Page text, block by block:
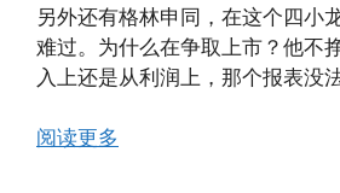
另外还有格林申同，在这个四小
难过。为什么在争取上市？他不
入上还是从利润上，那个报表没法
阅读更多